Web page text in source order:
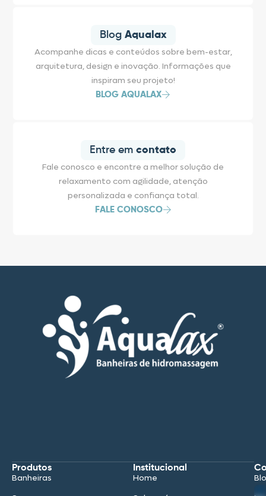
Blog Aqualax
Acompanhe dicas e conteúdos sobre bem-estar,
arquitetura, design e inovação. Informações que
inspiram seu projeto!
BLOG AQUALAX
Entre em contato
Fale conosco e encontre a melhor solução de
relaxamento com agilidade, atenção
personalizada e confiança total.
FALE CONOSCO
Produtos
Banheiras
Institucional
Home